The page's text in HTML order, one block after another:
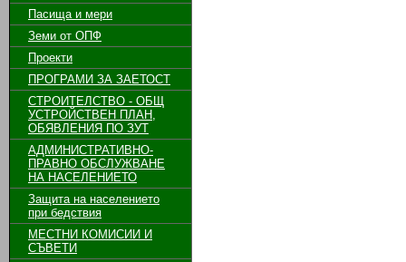
Пасища и мери
Земи от ОПФ
Проекти
ПРОГРАМИ ЗА ЗАЕТОСТ
СТРОИТЕЛСТВО - ОБЩ
УСТРОЙСТВЕН ПЛАН,
ОБЯВЛЕНИЯ ПО ЗУТ
АДМИНИСТРАТИВНО-
ПРАВНО ОБСЛУЖВАНЕ
НА НАСЕЛЕНИЕТО
Защита на населението
при бедствия
МЕСТНИ КОМИСИИ И
СЪВЕТИ